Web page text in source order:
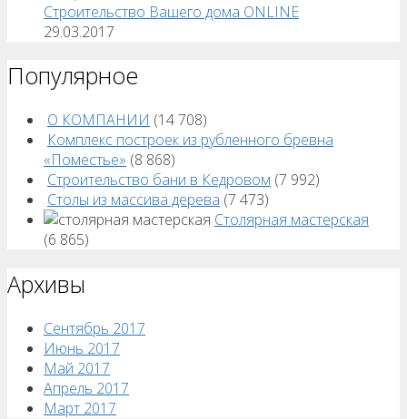
Строительство Вашего дома ONLINE
29.03.2017
Популярное
О КОМПАНИИ (14 708)
Комплекс построек из рубленного бревна
«Поместье» (8 868)
Строительство бани в Кедровом (7 992)
Столы из массива дерева (7 473)
Столярная мастерская
(6 865)
Архивы
Сентябрь 2017
Июнь 2017
Май 2017
Апрель 2017
Март 2017